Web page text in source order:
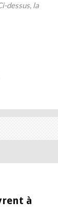
dessus, la
à